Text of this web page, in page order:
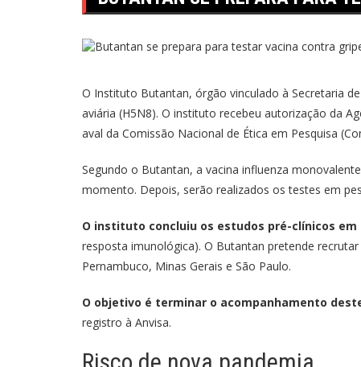
O Instituto Butantan, órgão vinculado à Secretaria
aviária (H5N8). O instituto recebeu autorização da
aval da Comissão Nacional de Ética em Pesquisa
Segundo o Butantan, a vacina influenza
momento. Depois, serão realizados os testes em
O instituto concluiu os estudos pré-clínicos
resposta imunológica). O Butantan pretende
Pernambuco, Minas Gerais e São Paulo.
O objetivo é terminar o acompanhamento
registro à Anvisa.